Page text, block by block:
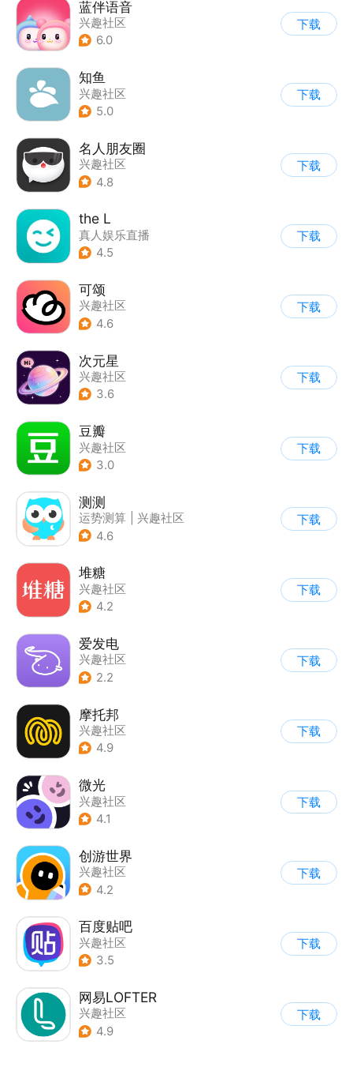
蓝伴语音
兴趣社区
6.0
下载
知鱼
兴趣社区
5.0
下载
名人朋友圈
兴趣社区
4.8
下载
the L
真人娱乐直播
| 兴趣社区
4.5
下载
可颂
兴趣社区
4.6
下载
次元星
兴趣社区
3.6
下载
豆瓣
兴趣社区
3.0
下载
测测
运势测算
兴趣社区
4.6
下载
堆糖
兴趣社区
4.2
下载
爱发电
兴趣社区
2.2
下载
摩托邦
兴趣社区
4.9
下载
微光
兴趣社区
4.1
下载
创游世界
兴趣社区
4.2
下载
百度贴吧
兴趣社区
3.5
下载
网易LOFTER
兴趣社区
4.9
下载